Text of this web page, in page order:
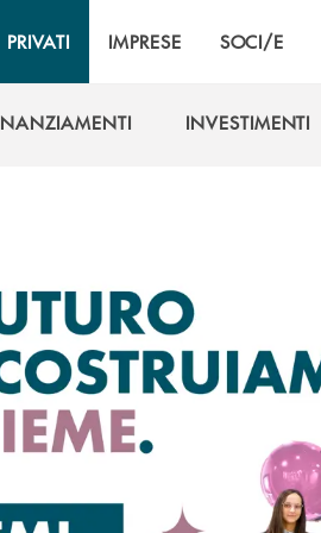
PRIVATI IMPRESE SOCI/E
INVESTIMENTI